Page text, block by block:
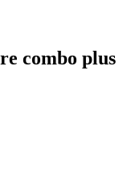
combo plus